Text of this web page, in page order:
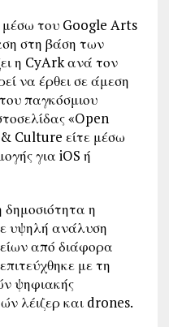
μέσω του Google Arts
στη βάση των
η CyArk ανά τον
να έρθει σε άμεση
παγκόσμιου
«Open
Culture είτε μέσω
για iOS ή
η
υψηλή ανάλυση
από διάφορα
με τη
ψηφιακής
λέιζερ και drones.